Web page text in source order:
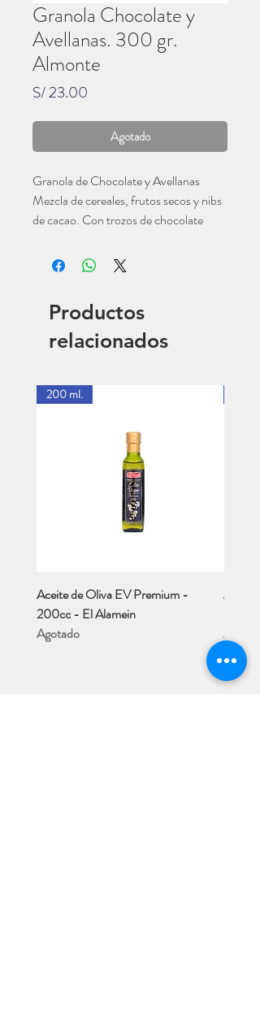
Granola Chocolate y
Avellanas. 300 gr.
Almonte
S/ 23.00
Agotado
Granola de Chocolate y Avellanas
Mezcla de cereales, frutos secos y nibs
de cacao. Con trozos de chocolate
Paquete de 300 gramos
Almonte
Productos
relacionados
200 ml.
Aceite de Oliva EV Premium -
200cc - El Alamein
Agotado
Aceite
Agotado